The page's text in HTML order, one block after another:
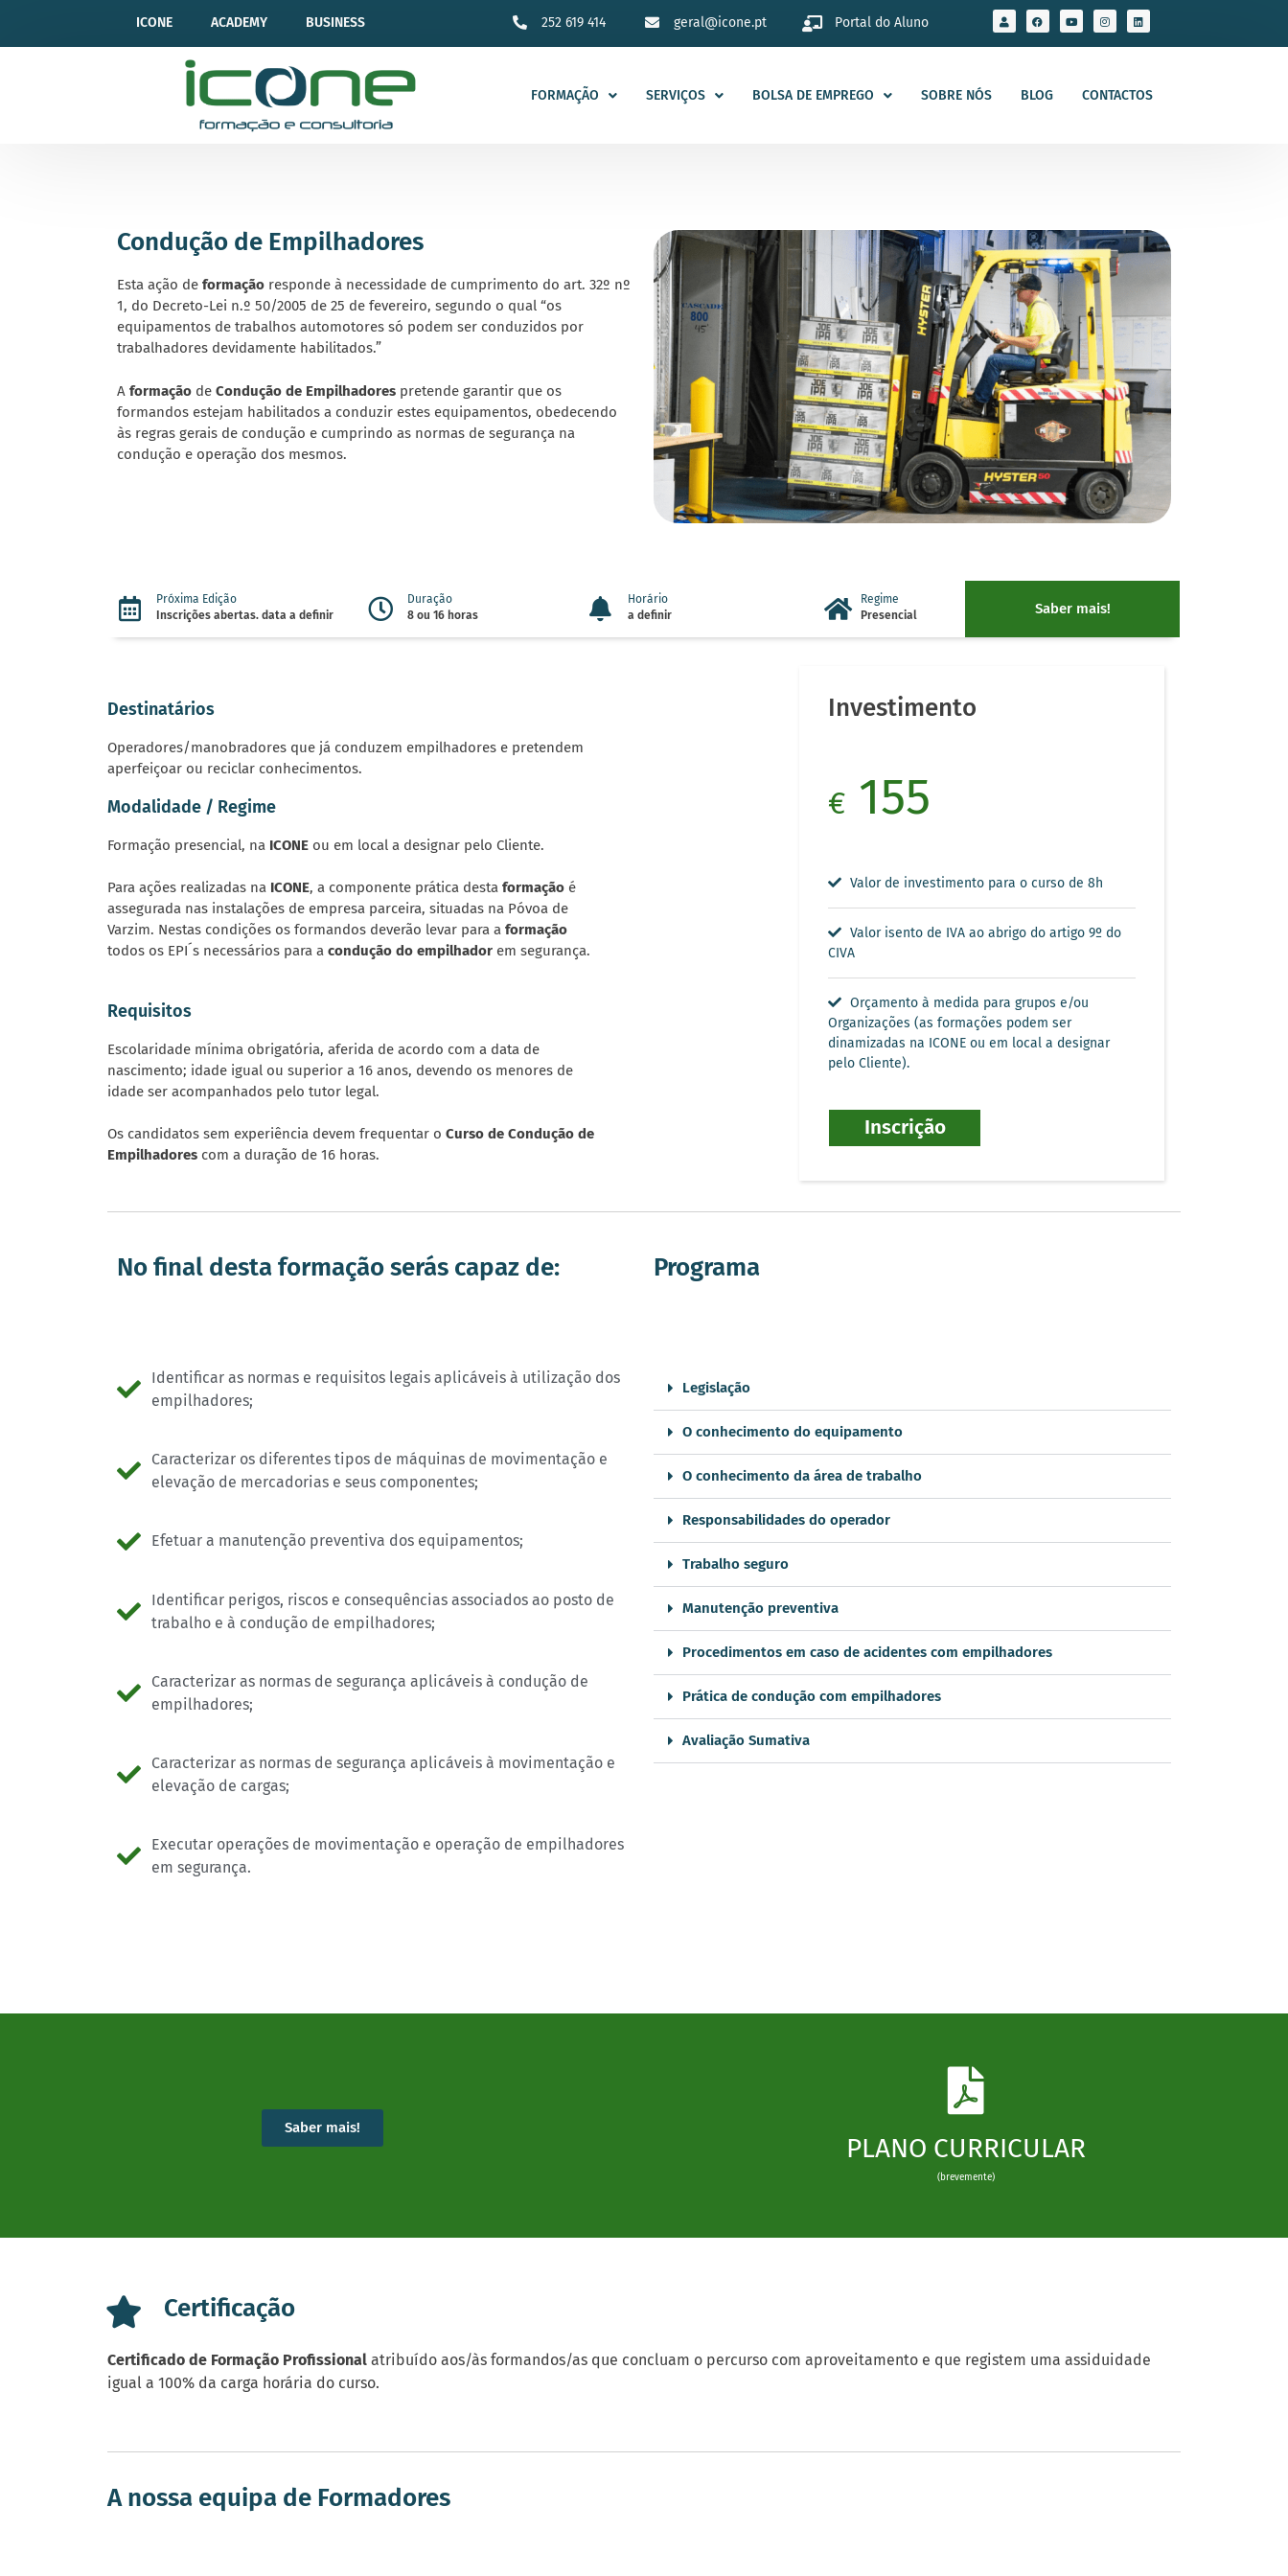
ICONE ACADEMY BUSINESS 252 619 414 geral@icone.pt Portal do Aluno
FORMAÇÃO SERVIÇOS BOLSA DE EMPREGO SOBRE NÓS BLOG CONTACTOS
Condução de Empilhadores
Esta ação de formação responde à necessidade de cumprimento do art. 32º nº
1, do Decreto-Lei n.º 50/2005 de 25 de fevereiro, segundo o qual “os
equipamentos de trabalhos automotores só podem ser conduzidos por
trabalhadores devidamente habilitados.”
A formação de Condução de Empilhadores pretende garantir que os
formandos estejam habilitados a conduzir estes equipamentos, obedecendo
às regras gerais de condução e cumprindo as normas de segurança na
condução e operação dos mesmos.
Próxima Edição
Inscrições abertas. data a definir
Duração
8 ou 16 horas
Horário
a definir
Regime
Presencial
Saber mais!
Destinatários
Operadores/manobradores que já conduzem empilhadores e pretendem
aperfeiçoar ou reciclar conhecimentos.
Modalidade / Regime
Formação presencial, na ICONE ou em local a designar pelo Cliente.
Para ações realizadas na ICONE, a componente prática desta formação é
assegurada nas instalações de empresa parceira, situadas na Póvoa de
Varzim. Nestas condições os formandos deverão levar para a formação
todos os EPI´s necessários para a condução do empilhador em segurança.
Requisitos
Escolaridade mínima obrigatória, aferida de acordo com a data de
nascimento; idade igual ou superior a 16 anos, devendo os menores de
idade ser acompanhados pelo tutor legal.
Os candidatos sem experiência devem frequentar o Curso de Condução de
Empilhadores com a duração de 16 horas.
Investimento
€ 155
Valor de investimento para o curso de 8h
Valor isento de IVA ao abrigo do artigo 9º do
CIVA
Orçamento à medida para grupos e/ou
Organizações (as formações podem ser
dinamizadas na ICONE ou em local a designar
pelo Cliente).
Inscrição
No final desta formação serás capaz de:
Identificar as normas e requisitos legais aplicáveis à utilização dos
empilhadores;
Caracterizar os diferentes tipos de máquinas de movimentação e
elevação de mercadorias e seus componentes;
Efetuar a manutenção preventiva dos equipamentos;
Identificar perigos, riscos e consequências associados ao posto de
trabalho e à condução de empilhadores;
Caracterizar as normas de segurança aplicáveis à condução de
empilhadores;
Caracterizar as normas de segurança aplicáveis à movimentação e
elevação de cargas;
Executar operações de movimentação e operação de empilhadores
em segurança.
Programa
Legislação
O conhecimento do equipamento
O conhecimento da área de trabalho
Responsabilidades do operador
Trabalho seguro
Manutenção preventiva
Procedimentos em caso de acidentes com empilhadores
Prática de condução com empilhadores
Avaliação Sumativa
Saber mais!
PLANO CURRICULAR
(brevemente)
Certificação
Certificado de Formação Profissional atribuído aos/às formandos/as que concluam o percurso com aproveitamento e que registem uma assiduidade
igual a 100% da carga horária do curso.
A nossa equipa de Formadores